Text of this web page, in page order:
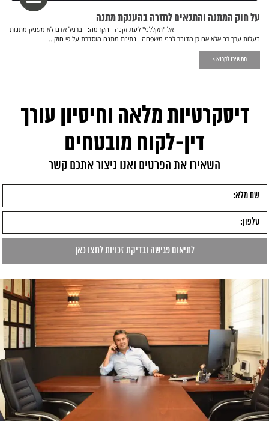
על חוק המתנה והתנאים לחזרה בהענקת מתנה
אל "תקללני" לעת זקנה הקדמה: ברגיל אדם לא מעניק מתנות
בעלות ערך רב אלא אם כן מדובר לבני משפחה . נתינת מתנה מוסדרת על פי חוק...
המשיכו לקרוא >
דיסקרטיות מלאה וחיסיון עורך
דין-לקוח מובטחים
השאירו את הפרטים ואנו ניצור אתכם קשר